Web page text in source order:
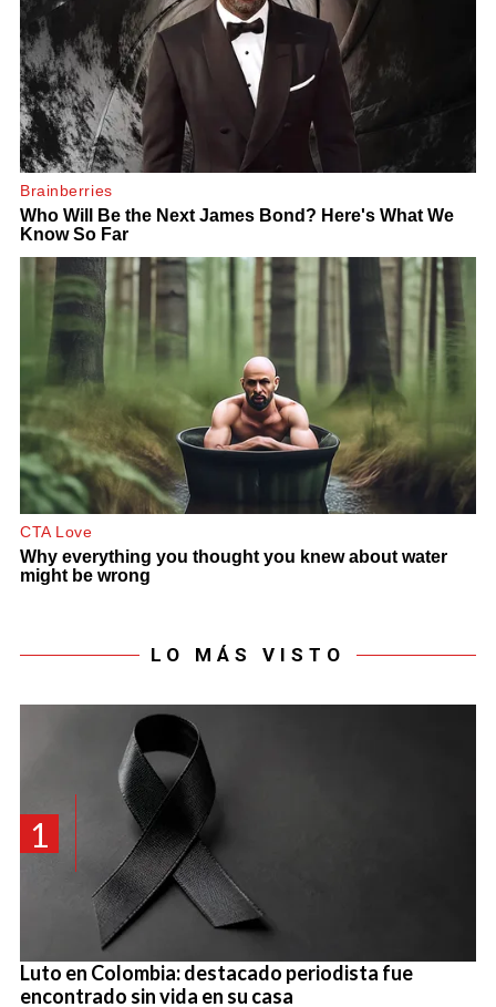
LO MÁS VISTO
1
Luto en Colombia: destacado periodista fue
encontrado sin vida en su casa